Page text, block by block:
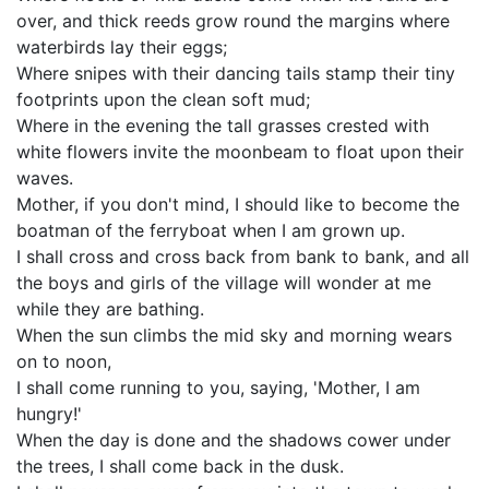
over, and thick reeds grow round the margins where
waterbirds lay their eggs;
Where snipes with their dancing tails stamp their tiny
footprints upon the clean soft mud;
Where in the evening the tall grasses crested with
white flowers invite the moonbeam to float upon their
waves.
Mother, if you don't mind, I should like to become the
boatman of the ferryboat when I am grown up.
I shall cross and cross back from bank to bank, and all
the boys and girls of the village will wonder at me
while they are bathing.
When the sun climbs the mid sky and morning wears
on to noon,
I shall come running to you, saying, 'Mother, I am
hungry!'
When the day is done and the shadows cower under
the trees, I shall come back in the dusk.